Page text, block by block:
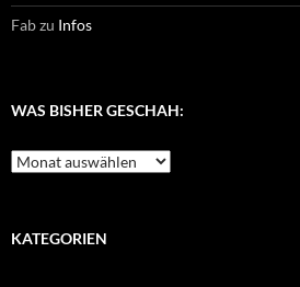
Fabzu Infos
WAS BISHER GESCHAH:
Was
bisher
KATEGORIEN